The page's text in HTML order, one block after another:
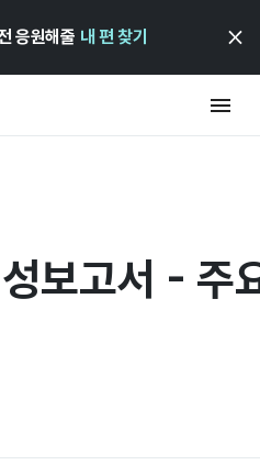
응원해줄 내 편 찾기
보고서 - 주